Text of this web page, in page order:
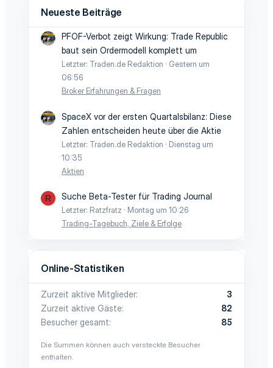
Neueste Beiträge
PFOF-Verbot zeigt Wirkung: Trade Republic
baut sein Ordermodell komplett um
Letzter: Traden.de Redaktion
Gestern um
06:56
Broker Erfahrungen & Fragen
SpaceX vor der ersten Quartalsbilanz: Diese
Zahlen entscheiden heute über die Aktie
Letzter: Traden.de Redaktion
Dienstag um
10:35
Aktien
R Suche Beta-Tester für Trading Journal
Letzter: Ratzfratz
Montag um 10:26
Trading-Tagebuch, Ziele & Erfolge
Online-Statistiken
Zurzeit aktive Mitglieder
3
Zurzeit aktive Gäste
82
Besucher gesamt
85
Die Summen können auch versteckte Besucher
enthalten.